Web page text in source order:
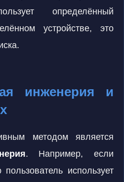
определённый
устройстве, это
инженерия и
методом является
. Например, если
использует